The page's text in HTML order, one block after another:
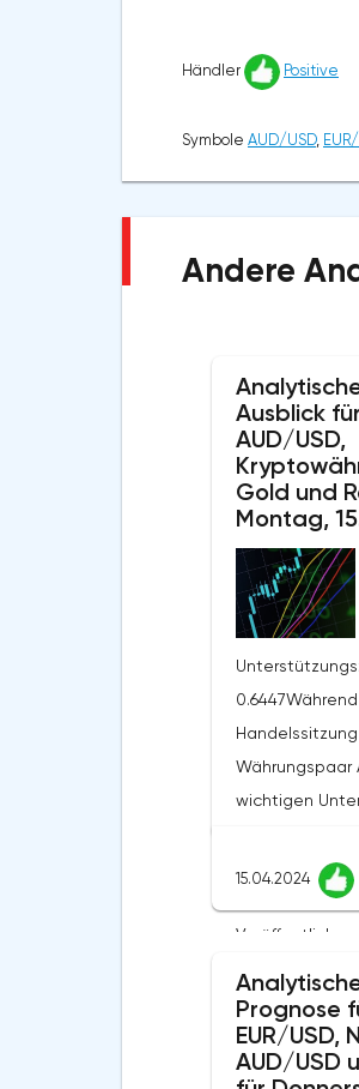
Händler Positive
Symbole AUD/USD,
Andere
Ausblick für
AUD/USD,
Gold und
Montag,
Währungspaar
wichtigen
Hintergrund
letzte Woche
Stärkung des
Markt
15.04.2024
Prognose
EUR/USD,
AUD/USD